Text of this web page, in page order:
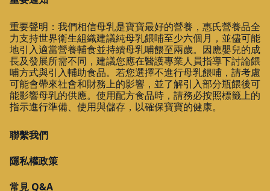
大樹嘉義大林
嘉義縣大林鎮祥和路192號
05-2641800
顯示在地圖上
規劃路線
大樹斗六雲林
05-5372300
重要聲明：我們相信母乳是寶寶最好的營養，惠氏營養品全
力支持世界衛生組織建議純母乳餵哺至少六個月，並儘可能
地引入適當營養輔食並持續母乳哺餵至兩歲。因應嬰兒的成
長及發展所需不同，建議您應在醫護專業人員指導下討論餵
哺方式與引入輔助食品。若您選擇不進行母乳餵哺，請考慮
可能會帶來社會和財務上的影響，並了解引入部分瓶餵後可
能影響母乳的供應。使用配方食品時，請務必按照標籤上的
指示進行準備、使用與儲存，以確保寶寶的健康。
聯繫我們
隱私權政策
常見 Q&A